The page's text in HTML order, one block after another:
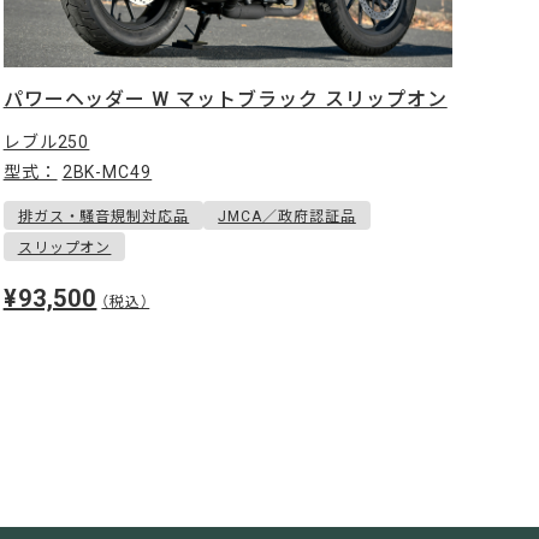
パワーヘッダー W マットブラック スリップオン
レブル250
型式：
2BK-MC49
排ガス・騒音規制対応品
JMCA／政府認証品
スリップオン
¥93,500 （税込）